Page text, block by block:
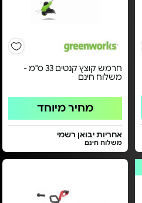
חרמש קוצץ קנטים 33 ס"מ -
משלוח חינם
מחיר מיוחד
אחריות יבואן רשמי
משלוח חינם